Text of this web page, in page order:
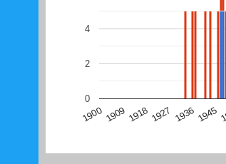
1900 1909 1918 1927 1936 1945
0
2
4